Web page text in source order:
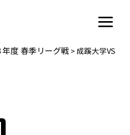
Main
Menu
度 春季リーグ戦> 成蹊大学VS